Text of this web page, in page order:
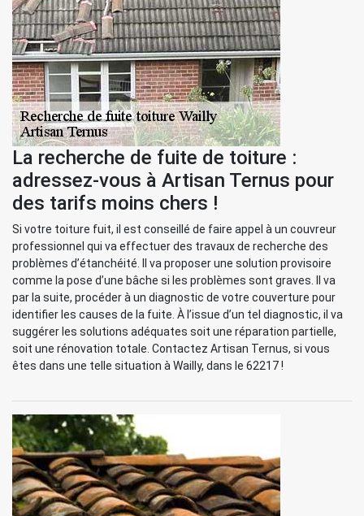
La recherche de fuite de toiture :
adressez-vous à Artisan Ternus pour
des tarifs moins chers !
Si votre toiture fuit, il est conseillé de faire appel à un couvreur
professionnel qui va effectuer des travaux de recherche des
problèmes d’étanchéité. Il va proposer une solution provisoire
comme la pose d’une bâche si les problèmes sont graves. Il va
par la suite, procéder à un diagnostic de votre couverture pour
identifier les causes de la fuite. À l’issue d’un tel diagnostic, il va
suggérer les solutions adéquates soit une réparation partielle,
soit une rénovation totale. Contactez Artisan Ternus, si vous
êtes dans une telle situation à Wailly, dans le 62217 !